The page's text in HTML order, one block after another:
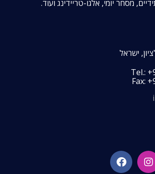
מסחר יומי, אלגו-טריידינג ועוד.
ישראל
Tel.:
Fax: